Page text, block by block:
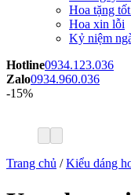
Hoa tặng
Hoa xin lỗi
Kỷ niệm
Hotline0934.123.036
Zalo0934.960.036
-15%
Trang chủ / Kiểu dáng